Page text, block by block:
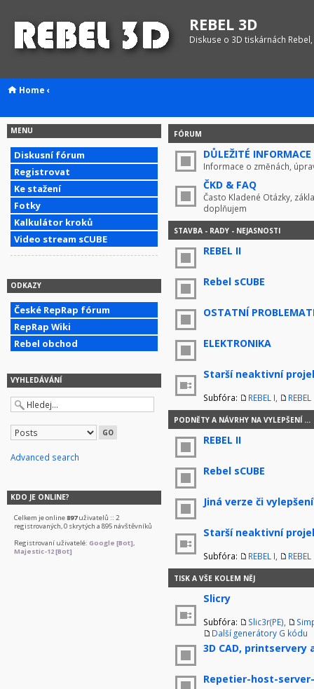
REBEL 3D
Diskuse o 3D tiskárnách
Home ‹
MENU
Diskusní fórum
Registrovat
Ke stažení
Fotky
Kalkulátor kroků
Video stream sCUBE
ODKAZY
České RepRap fórum
RepRap Wiki
Rebel obchod
VYHLEDÁVÁNÍ
Advanced search
KDO JE ONLINE?
Celkem je online897uživatelů :: 2
registrovaných, 0 skrytých a 895 návštěvníků
Registrovaní uživatelé: Google [Bot],
Majestic-12 [Bot]
FÓRUM
DŮLEŽITÉ INFORMACE
Informace o změnách,
ČKD & FAQ
Často Kladené Otázky,
doplňujem
STAVBA - RADY - NEJASNOSTI
REBEL II
Rebel sCUBE
OSTATNÍ
ELEKTRONIKA
Starší neaktivní
Subfóra: REBEL I REBEL
PODNĚTY A NÁVRHY NA VYLEPŠENÍ ...
REBEL II
Rebel sCUBE
Jiná verze či
Starší neaktivní
Subfóra: REBEL I REBEL
TISK A VŠE KOLEM NĚJ
Slicry
Subfóra: Slic3r(PE)
Další generátory G kódu
3D CAD, printservery
Repetier-host-